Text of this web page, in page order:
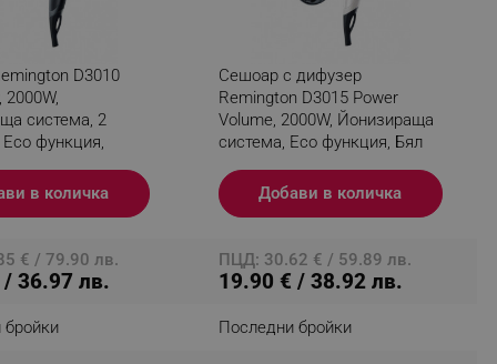
D3010
2000W,
система, 2
Eco функция,
в количка
Сешоар с дифузер
Remington D3015 Power
Volume, 2000W, Йонизираща
система, Eco функция, Бял
Добави в количка
€ / 79.90 лв.
36.97 лв.
ПЦД: 30.62 € / 59.89 лв.
19.90 € / 38.92 лв.
Последни бройки
visitors. The lifetime
visitor sessions
is asked for web push
is a test user and can
disabled tracking,
cookies and local
specific data for